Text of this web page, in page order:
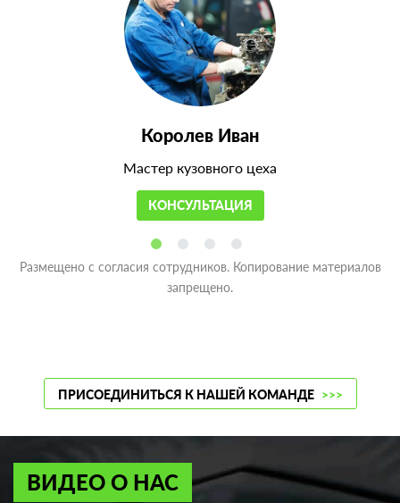
Королев Иван
Мастер кузовного цеха
КОНСУЛЬТАЦИЯ
Размещено с согласия сотрудников. Копирование материалов
запрещено.
ПРИСОЕДИНИТЬСЯ К НАШЕЙ КОМАНДЕ >>>
ВИДЕО О НАС